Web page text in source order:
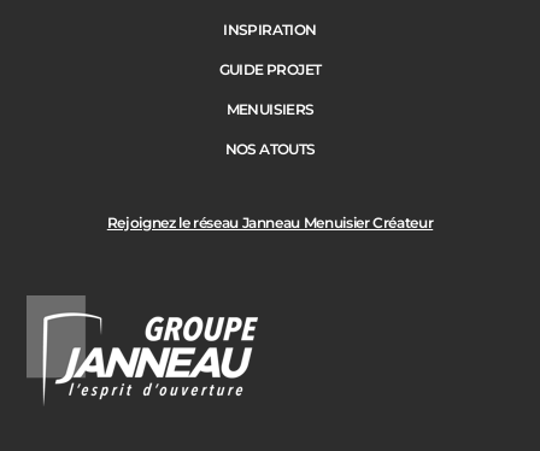
Rejoignez le réseau Janneau Menuisier Créateur
INSPIRATION
GUIDE PROJET
MENUISIERS
NOS ATOUTS